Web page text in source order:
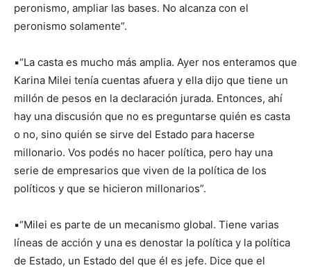
peronismo, ampliar las bases. No alcanza con el
peronismo solamente”.
▪️“La casta es mucho más amplia. Ayer nos enteramos que
Karina Milei tenía cuentas afuera y ella dijo que tiene un
millón de pesos en la declaración jurada. Entonces, ahí
hay una discusión que no es preguntarse quién es casta
o no, sino quién se sirve del Estado para hacerse
millonario. Vos podés no hacer política, pero hay una
serie de empresarios que viven de la política de los
políticos y que se hicieron millonarios”.
▪️“Milei es parte de un mecanismo global. Tiene varias
líneas de acción y una es denostar la política y la política
de Estado, un Estado del que él es jefe. Dice que el